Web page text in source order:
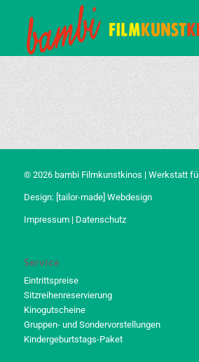
© 2026 bambi Filmkunstkinos | Werkstatt
Design: [tailor-made] Webdesign
Impressum| Datenschutz
Service
Eintrittspreise
Sitzreihenreservierung
Kinogutscheine
Gruppen- und Sondervorstellungen
Kindergeburtstags-Paket